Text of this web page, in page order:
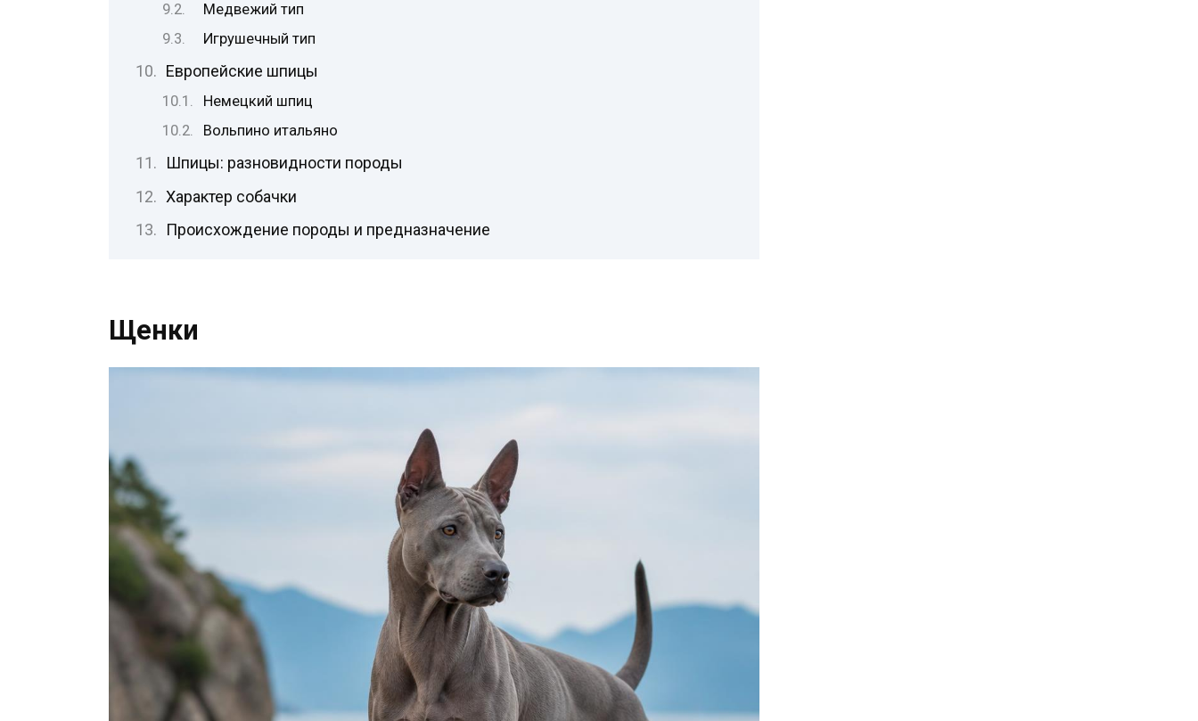
Медвежий тип
Игрушечный тип
Европейские шпицы
Немецкий шпиц
Вольпино итальяно
Шпицы: разновидности породы
Характер собачки
Происхождение породы и предназначение
Щенки